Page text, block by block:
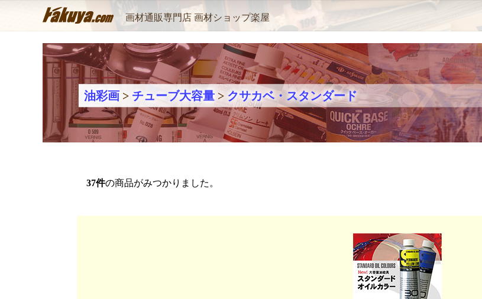
画材通販専門店 画材ショップ楽屋
油彩画 > チューブ大容量 > クサカベ・スタンダード
37件の商品がみつかりました。